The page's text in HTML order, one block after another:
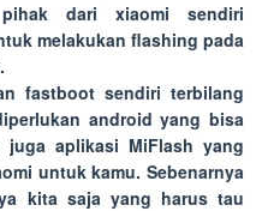
dari xiaomi sendiri
melakukan flashing pada
fastboot sendiri terbilang
android yang bisa
aplikasi MiFlash yang
untuk kamu. Sebenarnya
kita saja yang harus tau